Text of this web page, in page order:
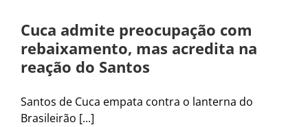
Cuca admite preocupação com
rebaixamento, mas acredita na
reação do Santos
Santos de Cuca empata contra o lanterna do
Brasileirão [...]